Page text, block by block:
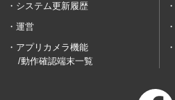
システム更新履歴
運営
アプリカメラ機能
/動作確認端末一覧